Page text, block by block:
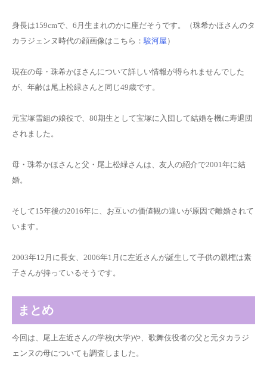
身長は159cmで、6月生まれのかに座だそうです。（珠希かほさんのタ
カラジェンヌ 時代の顔画像はこちら：駿河屋 ）
現在の母・珠希かほさんについて詳しい情報が得られませんでした
が、年齢は尾上松緑さんと同じ49歳です。
元宝塚雪組の娘役で、80期生として宝塚に入団して結婚を機に寿退団
されました。
母・珠希かほさんと父・尾上松緑さんは、友人の紹介で2001年に結
婚。
そして15年後の2016年に、お互いの価値観の違いが原因で離婚されて
います。
2003年12月に長女、2006年1月に左近さんが誕生して子供の親権は素
子さんが持っているそうです。
まとめ
今回は、尾上左近さんの学校(大学)や、歌舞伎役者の父と元タカラジ
ェンヌの母についても調査しました。